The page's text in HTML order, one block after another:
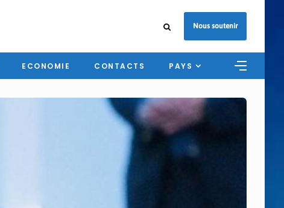
Nous soutenir
ECONOMIE CONTACTS PAYS